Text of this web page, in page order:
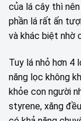
của lá cây thì
phần lá rất ấn
và khác biệt nhờ
Tuy lá nhỏ hơn 4
năng lọc không
khỏe con người
styrene, xăng